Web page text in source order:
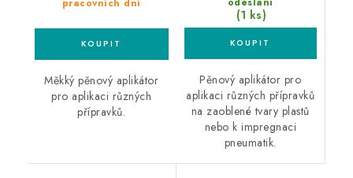
pracovních dní
Měkký pěnový aplikátor
pro aplikaci různých
přípravků.
(1 ks)
Pěnový aplikátor pro
aplikaci různých přípravků
na zaoblené tvary plastů
nebo k impregnaci
pneumatik.